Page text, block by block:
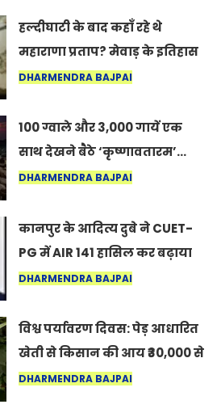
हल्दीघाटी के बाद कहाँ रहे थे
महाराणा प्रताप? मेवाड़ के इतिहास
का वह अनकहा अध्याय जो आज भी
DHARMENDRA BAJPAI
100 ग्वाले और 3,000 गायें एक
साथ देखने बैठे ‘कृष्णावतारम’…
नागपुर में दिखा ऐसा नज़ारा कि
कर सकते हैं”
DHARMENDRA BAJPAI
कानपुर के आदित्य दुबे ने CUET-
PG में AIR 141 हासिल कर बढ़ाया
शहर का मान
DHARMENDRA BAJPAI
विश्व पर्यावरण दिवस: पेड़ आधारित
खेती से किसान की आय ₹30,000 से
बढ़कर ₹3 लाख प्रति एकड़ हुई
DHARMENDRA BAJPAI